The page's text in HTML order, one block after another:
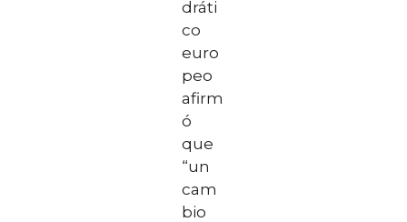
dráti
co
euro
peo
afirm
ó
que
“un
cam
bio